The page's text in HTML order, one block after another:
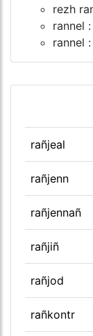
rezh
rannel
rannel
rañjeal
rañjenn
rañjennañ
rañjiñ
rañjod
rañkontr